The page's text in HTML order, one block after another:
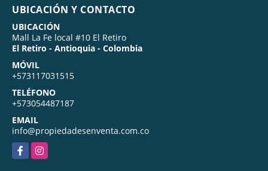
UBICACIÓN Y CONTACTO
UBICACIÓN
Mall La Fe local #10 El Retiro
El Retiro - Antioquia - Colombia
MÓVIL
+573117031515
TELÉFONO
+573054487187
EMAIL
info@propiedadesenventa.com.co
FacebookInstagram